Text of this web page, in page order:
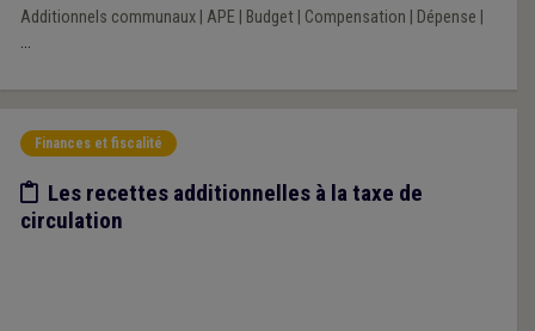
Additionnels communaux| APE Budget| Compensation Dépense
...
Finances et fiscalité
Etude/chiffres
Les recettes additionnelles à la taxe de
circulation